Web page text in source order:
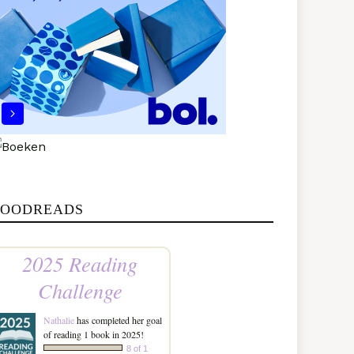
2025 Reading
Challenge
Nathaliehas completed her goal
of reading 1 book in 2025!
8 of 1